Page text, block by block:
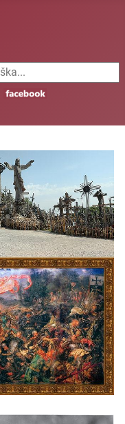
...